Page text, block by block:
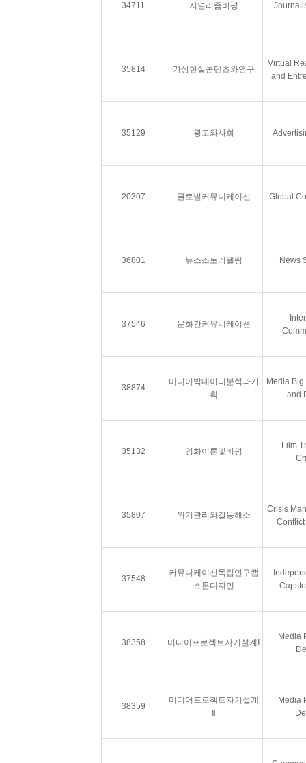
34711 저널리즘비평
35814 가상현실콘텐츠와연구
Virtual
and
35129 광고와사회
20307 글로벌커뮤니케이션 Global
36801 뉴스스토리텔링 News
37546 문화간커뮤니케이션
38874
미디어빅데이터분석과기
획
Media
and
35132 영화이론및비평
Film
35807 위기관리와갈등해소
Crisis
37548
커뮤니케이션독립연구캡
스톤디자인
38358 미디어프로젝트자기설계Ⅰ
Media
38359
미디어프로젝트자기설계
Media